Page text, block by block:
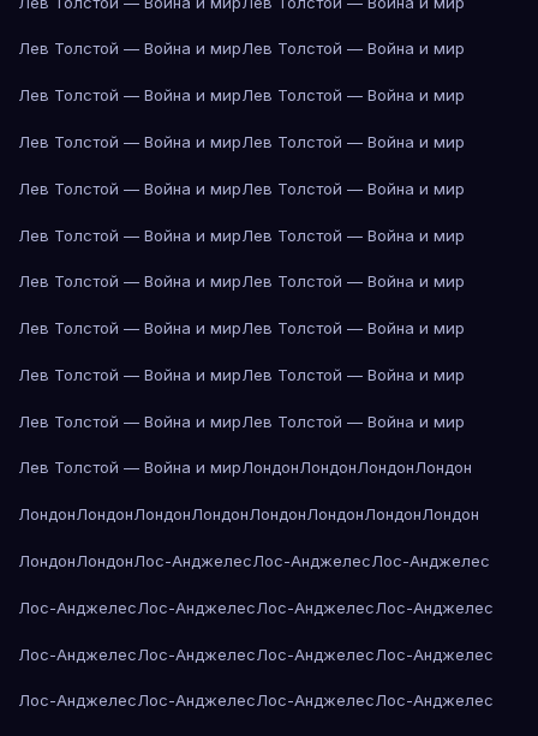
Лев Толстой — Война и мирЛев Толстой — Война и мир
Лев Толстой — Война и мирЛев Толстой — Война и мир
Лев Толстой — Война и мирЛев Толстой — Война и мир
Лев Толстой — Война и мирЛев Толстой — Война и мир
Лев Толстой — Война и мирЛев Толстой — Война и мир
Лев Толстой — Война и мирЛев Толстой — Война и мир
Лев Толстой — Война и мирЛев Толстой — Война и мир
Лев Толстой — Война и мирЛев Толстой — Война и мир
Лев Толстой — Война и мирЛев Толстой — Война и мир
Лев Толстой — Война и мирЛондонЛондонЛондонЛондон
ЛондонЛондонЛондонЛондонЛондонЛондонЛондонЛондон
ЛондонЛондонЛос-АнджелесЛос-АнджелесЛос-Анджелес
Лос-АнджелесЛос-АнджелесЛос-АнджелесЛос-Анджелес
Лос-АнджелесЛос-АнджелесЛос-АнджелесЛос-Анджелес
Лос-АнджелесЛос-АнджелесЛос-АнджелесЛос-Анджелес